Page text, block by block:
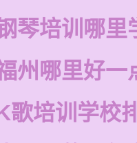
琴培训哪里
州哪里好一
歌培训学校